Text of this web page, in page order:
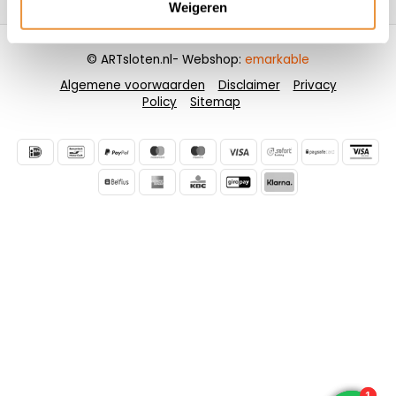
Weigeren
Algemene voorwaarden Disclaimer
Privacy
Policy
Sitemap
© ARTsloten.nl- Webshop: emarkable